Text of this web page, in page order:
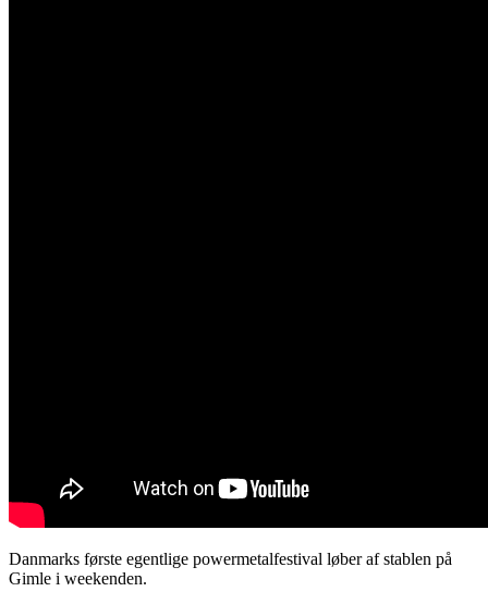
Danmarks første egentlige powermetalfestival løber af stablen på
Gimle i weekenden.